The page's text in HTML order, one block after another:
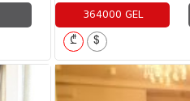
364000 GEL
₾ $